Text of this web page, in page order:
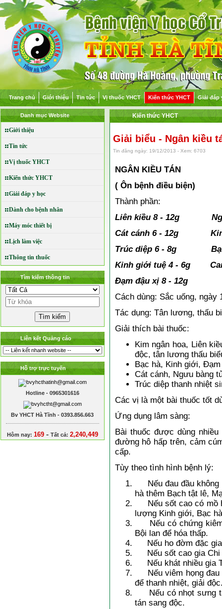
Trang chủ Giới thiệu Tin tức Vị thuốc YHCT Kiến thức YHCT Giải đáp
Danh mục Website
Giới thiệu
Tin tức
Vị thuốc YHCT
Kiến thức YHCT
Giải đáp y học
Dành cho bệnh nhân
Máy móc thiết bị
Lịch làm việc
Thông tin thuốc
Tìm kiếm thông tin
Liên kết Quảng cáo
Hỗ trợ trực tuyến
Hotline - 0965301616
Bv YHCT Hà Tĩnh - 0393.856.663
Hôm nay: 169- Tất cả: 2,240,449
Kiến thức YHCT
Giải biểu - Ngân kiều
Tin đăng ngày: 19/12/2013 - Xem: 6703
NGÂN KIỀU TÁN
( Ôn bệnh điều biện)
Thành phần:
Liên kiều 8 - 12g
Cát cánh 6 - 12g Kim
Trúc diệp 6 - 8g Bạc
Kinh giới tuệ 4 - 6g
Đạm đậu xị 8 - 12g
Cách dùng: Sắc uống, ngày
Tác dụng: Tân lương, thấu
Giải thích bài thuốc:
Kim ngân hoa, Liên
độc, tân lương thấu
Bạc hà, Kinh giới,
Cát cánh, Ngưu bàng
Trúc diệp thanh nhiệt
Các vị là một bài thuốc tốt
Ứng dụng lâm sàng:
Bài thuốc được dùng
đường hô hấp trên, cảm
cấp.
Tùy theo tình hình bệnh lý:
Nếu đau đầu không
hà thêm Bạch tật lê,
Nếu sốt cao có mồ
lượng Kinh giới, Bạc
Nếu có chứng kiêm
Bội lan để hóa thấp.
Nếu ho đờm đặc gia
Nếu sốt cao gia Chi
Nếu khát nhiều gia
Nếu viêm họng đau
để thanh nhiệt, giải
Nếu có nhọt sưng
tán sang độc.